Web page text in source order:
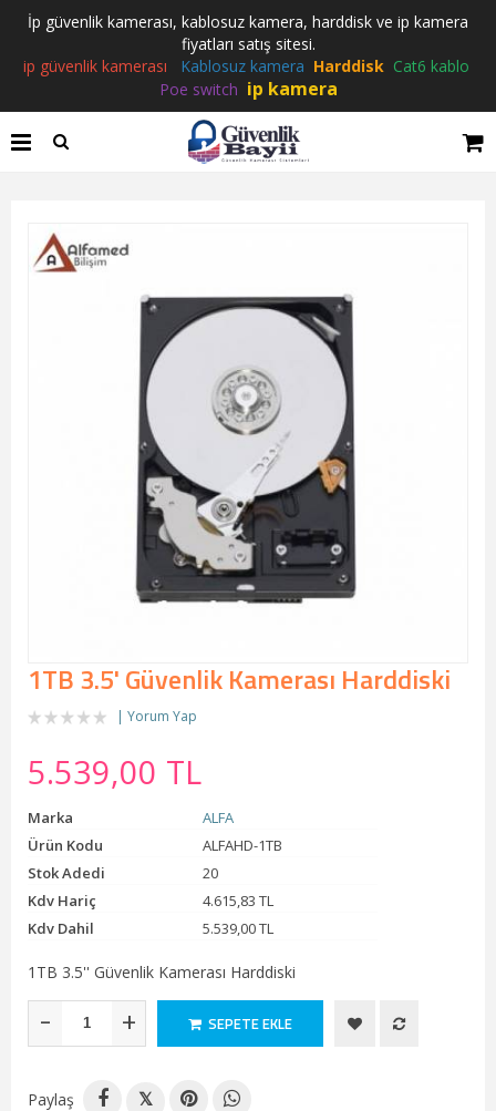
İp güvenlik kamerası, kablosuz kamera, harddisk ve ip kamera
fiyatları satış sitesi.
ip güvenlik kamerası
Kablosuz kamera Harddisk Cat6 kablo
Poe switch ip kamera
1TB 3.5' Güvenlik Kamerası Harddiski
Yorum Yap
5.539,00 TL
Marka
ALFA
Ürün Kodu
ALFAHD-1TB
Stok Adedi
20
Kdv Hariç
4.615,83 TL
Kdv Dahil
5.539,00 TL
1TB 3.5'' Güvenlik Kamerası Harddiski
- + SEPETE EKLE
Paylaş 𝕏